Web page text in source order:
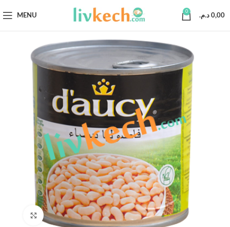
MENU
0
0,00 د.م.
Click to enlarge